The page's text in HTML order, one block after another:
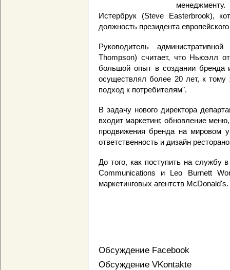
Истербрук (Steve Easterbrook),
должность президента
Руководитель
Thompson) считает, что Ньюэлл
большой опыт в создании бренда
осуществлял более 20 лет, к тому
подход к потребителям".
В задачу нового директора
входит маркетинг, обновление
продвижения бренда на мировом
ответственность и дизайн
До того, как поступить на службу
Communications и Leo Burnett
маркетинговых агентств McDonald's.
Обсуждение Facebook
Обсуждение VKontakte